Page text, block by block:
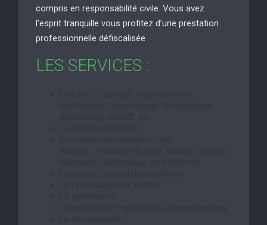
compris en responsabilité civile. Vous avez
l’esprit tranquille vous profitez d’une prestation
professionnelle défiscalisée
LES SERVICES :